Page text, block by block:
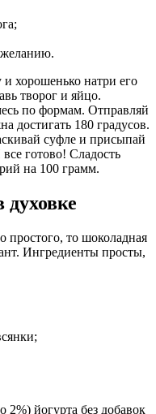
желанию.
хорошенько натри его
творог и яйцо.
по формам. Отправляй
достигать 180 градусов.
суфле и присыпай
готово! Сладость
на 100 грамм.
простого, то шоколадная
Ингредиенты просты,
йогурта без добавок